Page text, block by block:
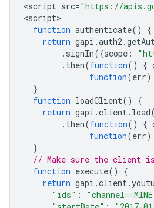
<script src="https://
<script
function authenticate()
{
return gapi .auth2.
. signIn({scope :
. then(function() {
function(err)
}
function loadClient()
{
return gapi .client. load(
. then(function() {
function(err)
}
// Make sure the client
function execute()
{
return gapi .client.
"ids" :